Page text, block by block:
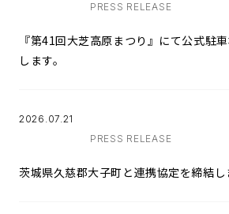
PRESS RELEASE
『第41回大芝高原まつり』にて公式駐
します。
2026.07.21
PRESS RELEASE
茨城県久慈郡大子町と連携協定を締結し